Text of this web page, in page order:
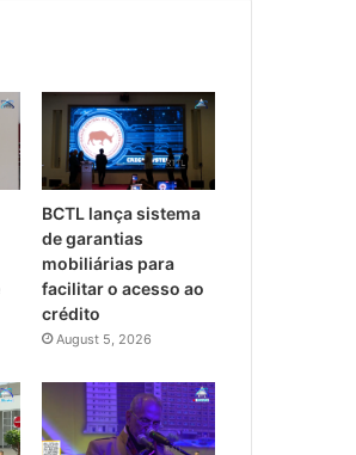
BCTL lança sistema
de garantias
mobiliárias para
facilitar o acesso ao
crédito
August 5, 2026